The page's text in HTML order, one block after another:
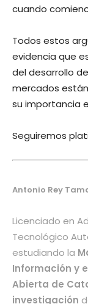
cuando
Todos estos
evidencia que
del desarrollo
mercados
su importancia
Seguiremos
Antonio Rey
Licenciado en
Tecnológico
estudiando la
Información y
Abierta de
investigación